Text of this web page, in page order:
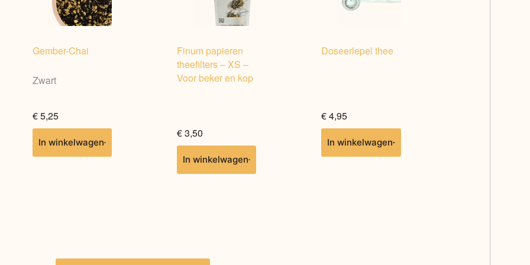
Gember-Chai
Zwart
€5,25
In winkelwagen
product
worden
Finum papieren
theefilters – XS –
Voor beker en kop
€3,50
In winkelwagen
Doseerlepel thee
€4,95
In winkelwagen